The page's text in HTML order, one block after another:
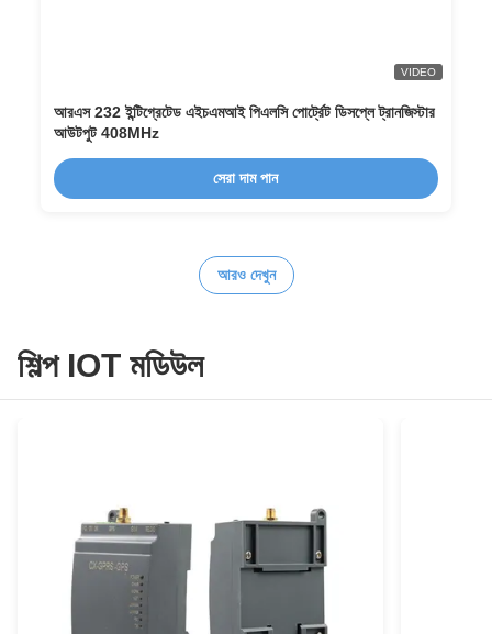
VIDEO
আরএস 232 ইন্টিগ্রেটেড এইচএমআই পিএলসি পোর্ট্রেট ডিসপ্লে ট্রানজিস্টার
আউটপুট 408MHz
সেরা দাম পান
আরও দেখুন
শিল্প IOT মডিউল